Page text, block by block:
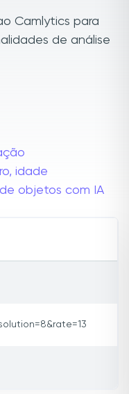
Camlytics para
de análise
idade
objetos com IA